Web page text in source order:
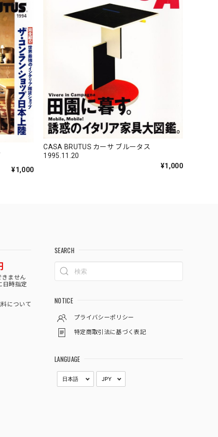
¥1,000
CASA BRUTUS カーサ ブルータス
1995.11.20
¥1,000
きません
日時指定
について
SEARCH
NOTICE
プライバシーポリシー
特定商取引法に基づく表記
LANGUAGE